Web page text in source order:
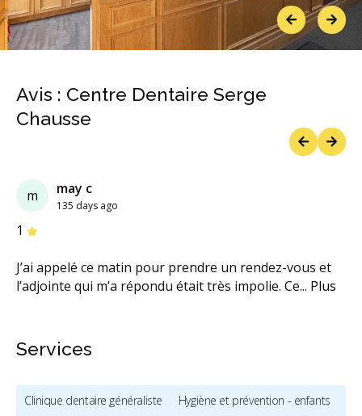
PreviousNext
Avis : Centre Dentaire Serge
Chausse
m may c
135 days ago
1 étoiles
J’ai appelé ce matin pour prendre un rendez-vous et
l’adjointe qui m’a répondu était très impolie. Ce... Plus
étoiles
étoiles
étoiles
étoiles
Services
Clinique dentaire généraliste
Hygiène et prévention - enfants